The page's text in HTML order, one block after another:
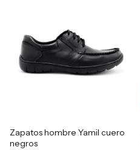
Zapatos hombre Yamil cuero
negros